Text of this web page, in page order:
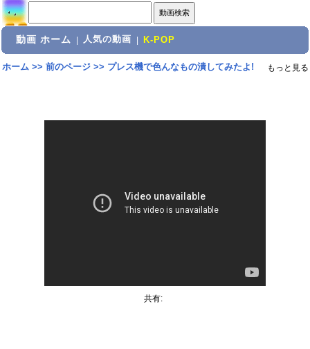
動画 ホーム 人気の動画 K-POP
ホーム>> 前のページ>> プレス機で色んなもの潰してみたよ! もっと見る
共有: